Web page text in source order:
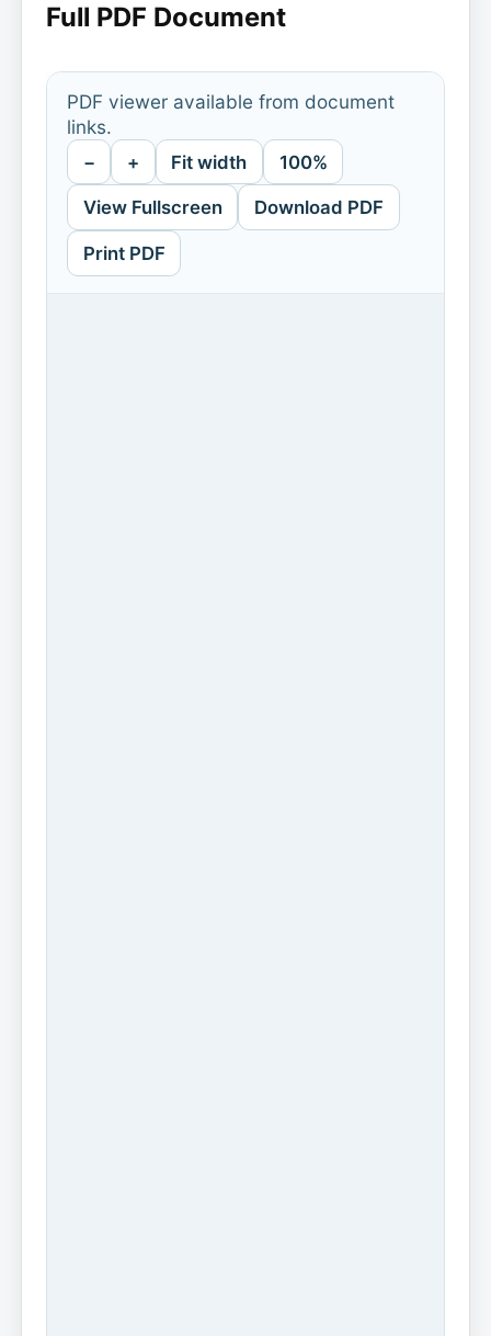
Full PDF Document
PDF viewer available from document
links.
− + Fit width 100%
View Fullscreen Download PDF
Print PDF